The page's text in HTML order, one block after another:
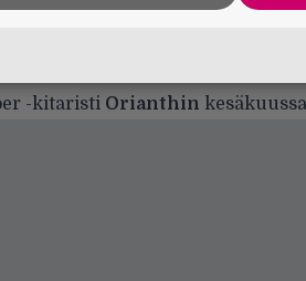
ja minut painajaisiinne
”En tiedä mitä tulevaisuus
kiitollinen.”
-kitaristi Orianthin